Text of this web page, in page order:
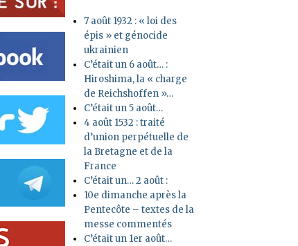
7 août 1932 : « loi des
épis » et génocide
ukrainien
C’était un 6 août… :
Hiroshima, la « charge
de Reichshoffen »…
C’était un 5 août…
4 août 1532 : traité
d’union perpétuelle de
la Bretagne et de la
France
C’était un… 2 août :
10e dimanche après la
Pentecôte – textes de la
messe commentés
C’était un 1er août…